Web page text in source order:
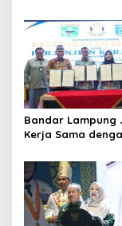
Warga
Bandar Lampung
Kerja Sama
Ketahanan
Kendalikan Inflasi